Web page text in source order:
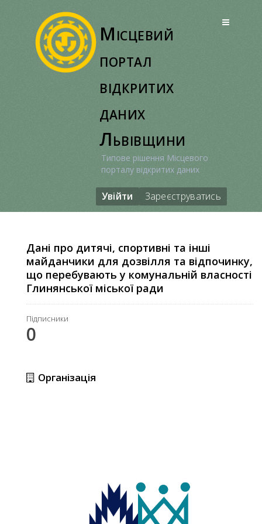
Місцевий
портал
відкритих
даних
Львівщини
Типове рішення Місцевого
порталу відкритих даних
Увійти Зареєструватись
Дані про дитячі, спортивні та інші
майданчики для дозвілля та відпочинку,
що перебувають у комунальній власності
Глинянської міської ради
Підписники
0
Організація